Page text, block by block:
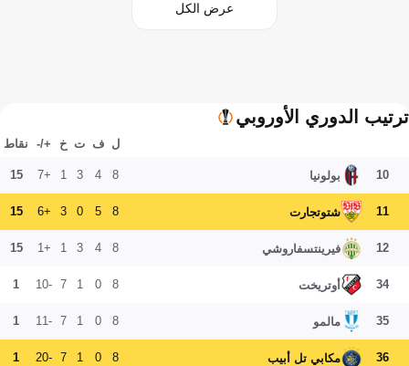
عرض الكل
ترتيب الدوري الأوروبي
ل ف ت خ +/- نقاط
10 بولونيا 8
4
3
1
+7
15
11 شتوتجارت 8
5
0
3
+6
15
12 فيرينتسفاروشي 8
4
3
1
+1
15
34 أوتريخت 8
0
1
7
-10
1
35 مالمو 8
0
1
7
-11
1
36 مكابي تل أبيب 8
0
1
7
-20
1